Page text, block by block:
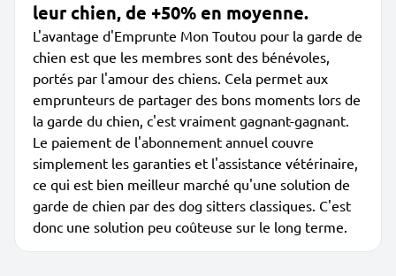
leur chien, de +50% en moyenne.
L'avantage d'Emprunte Mon Toutou pour la garde de
chien est que les membres sont des bénévoles,
portés par l'amour des chiens. Cela permet aux
emprunteurs de partager des bons moments lors de
la garde du chien, c'est vraiment gagnant-gagnant.
Le paiement de l'abonnement annuel couvre
simplement les garanties et l'assistance vétérinaire,
ce qui est bien meilleur marché qu'une solution de
garde de chien par des dog sitters classiques. C'est
donc une solution peu coûteuse sur le long terme.